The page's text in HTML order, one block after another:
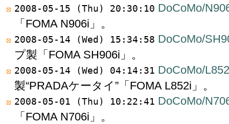
2008-05-15 (Thu) 20:30:10 DoCoMo/
「FOMA N906i」。
2008-05-14 (Wed) 15:34:58 DoCoMo/
プ製「FOMA SH906i」。
2008-05-14 (Wed) 04:14:31 DoCoMo/
製“PRADAケータイ”「FOMA L852i」。
2008-05-01 (Thu) 10:22:41 DoCoMo/
「FOMA N706i」。